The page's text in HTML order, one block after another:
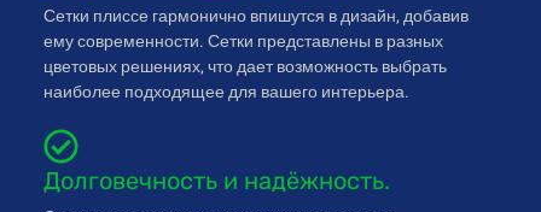
Сетки плиссе гармонично впишутся в дизайн, добавив
ему современности. Сетки представлены в разных
цветовых решениях, что дает возможность выбрать
наиболее подходящее для вашего интерьера.
Долговечность и надёжность.